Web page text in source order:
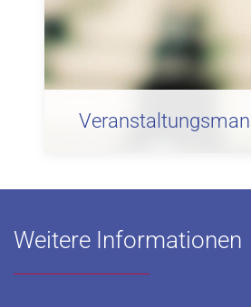
Weitere Informationen